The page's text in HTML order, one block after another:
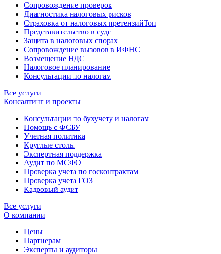
Сопровождение проверок
Диагностика налоговых рисков
Страховка от налоговых претензийТоп
Представительство в суде
Защита в налоговых спорах
Сопровождение вызовов в ИФНС
Возмещение НДС
Налоговое планирование
Консультации по налогам
Все услуги
Консалтинг и проекты
Консультации по бухучету и налогам
Помощь с ФСБУ
Учетная политика
Круглые столы
Экспертная поддержка
Аудит по МСФО
Проверка учета по госконтрактам
Проверка учета ГОЗ
Кадровый аудит
Все услуги
О компании
Цены
Партнерам
Эксперты и аудиторы